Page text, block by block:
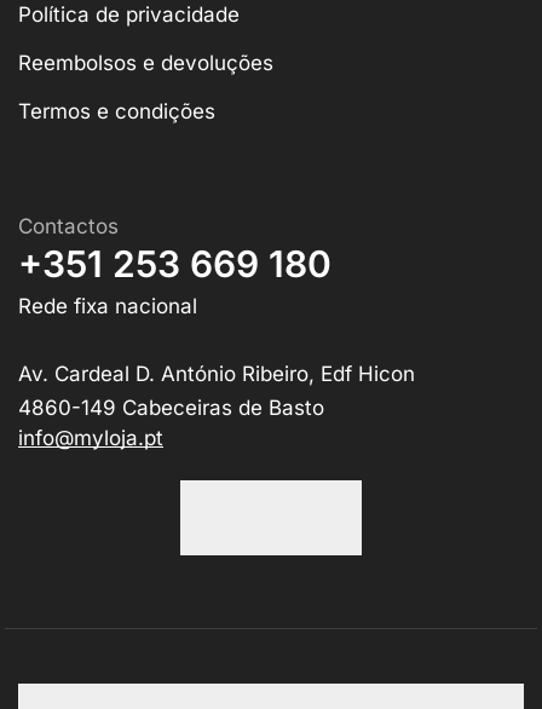
Política de privacidade
Reembolsos e devoluções
Termos e condições
Contactos
+351 253 669 180
Rede fixa nacional
Av. Cardeal D. António Ribeiro, Edf Hicon
4860-149 Cabeceiras de Basto
info@myloja.pt